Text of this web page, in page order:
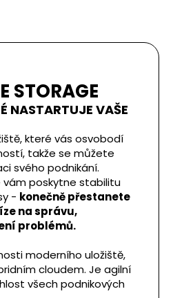
STORAGE
NASTARTUJE VAŠE
které vás osvobodí
takže se můžete
svého podnikání.
vám poskytne stabilitu
- konečně přestanete
na správu,
problémů.
moderního uložiště,
cloudem. Je agilní
všech podnikových